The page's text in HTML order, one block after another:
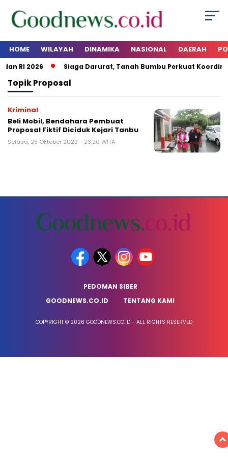
HOME WILAYAH DINAMIKA NASIONAL DAERAH
RI 2026 Siaga Darurat, Tanah Bumbu Perkuat
TopikProposal
Kriminal
Beli Mobil, Bendahara Pembuat
Proposal Fiktif Diciduk Kejari Tanbu
Selasa, 25 Oktober 2022 - 23:20 WITA
PEDOMAN SIBER
GOODNEWS.CO.ID
TENTANG KAMI
COPYRIGHT © 2026 GOODNEWS.CO.ID - ALL RIGHTS RESERVED